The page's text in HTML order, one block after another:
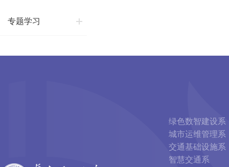
专题学习
绿色数智建设系
城市运维管理系
交通基础设施系
智慧交通系